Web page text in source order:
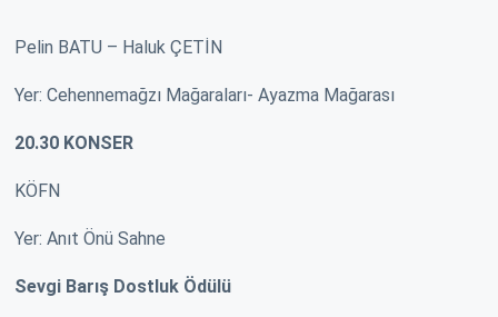
Pelin BATU – Haluk ÇETİN
Yer: Cehennemağzı Mağaraları- Ayazma Mağarası
20.30 KONSER
KÖFN
Yer: Anıt Önü Sahne
Sevgi Barış Dostluk Ödülü